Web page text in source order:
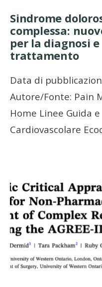
Sindrome
complessa:
per la diagnosi
trattamento
Data di
Autore/Fonte: Pain
Home Linee Guida
Cardiovascolare